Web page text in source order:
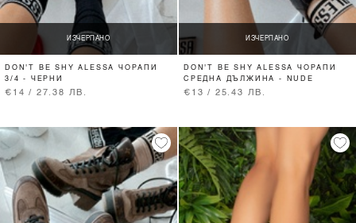
ИЗЧЕРПАНО
DON'T BE SHY ALESSA ЧОРАПИ
3/4 - ЧЕРНИ
€14 / 27.38 ЛВ.
ИЗЧЕРПАНО
DON'T BE SHY ALESSA ЧОРАПИ
СРЕДНА ДЪЛЖИНА - NUDE
€13 / 25.43 ЛВ.